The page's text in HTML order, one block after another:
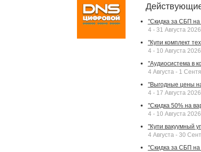
"Скидка за СБП
4 - 31 Августа 2026
"Купи комплект
4 - 10 Августа 2026
"Аудиосистема в
4 Августа - 1
"Выгодные цены
4 - 17 Августа 2026
"Скидка 50% на
4 - 10 Августа 2026
"Купи вакуумный
4 Августа - 30
"Скидка за СБП на